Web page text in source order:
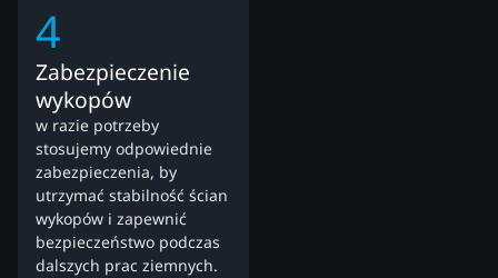
4
Zabezpieczenie
wykopów
w razie potrzeby
stosujemy odpowiednie
zabezpieczenia, by
utrzymać stabilność ścian
wykopów i zapewnić
bezpieczeństwo podczas
dalszych prac ziemnych.